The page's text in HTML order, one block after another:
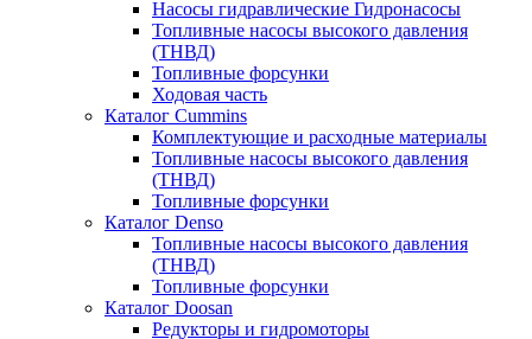
Насосы гидравлические Гидронасосы
Топливные насосы высокого давления
(ТНВД)
Топливные форсунки
Ходовая часть
Каталог Cummins
Комплектующие и расходные материалы
Топливные насосы высокого давления
(ТНВД)
Топливные форсунки
Каталог Denso
Топливные насосы высокого давления
(ТНВД)
Топливные форсунки
Каталог Doosan
Редукторы и гидромоторы